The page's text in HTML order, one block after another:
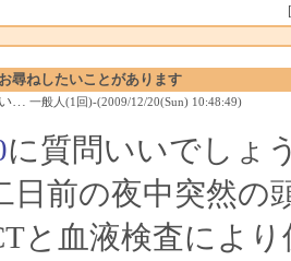
尋ねしたいことがあります
…
一般人(1回)-(2009/12/20(Sun) 10:48:49)
に質問いいでしょ
日前の夜中突然の
と血液検査によ